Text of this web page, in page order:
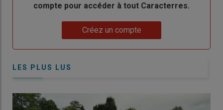
compte pour accéder à tout Caracterres.
Créez un compte
LES PLUS LUS